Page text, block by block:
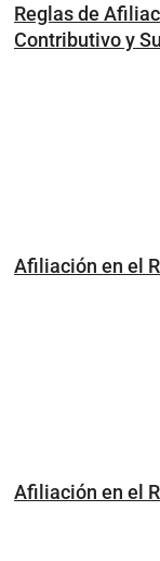
Reglas de
Contributivo y
Afiliación en el
Afiliación en el